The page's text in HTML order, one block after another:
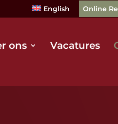
English Online
ons Vacatures